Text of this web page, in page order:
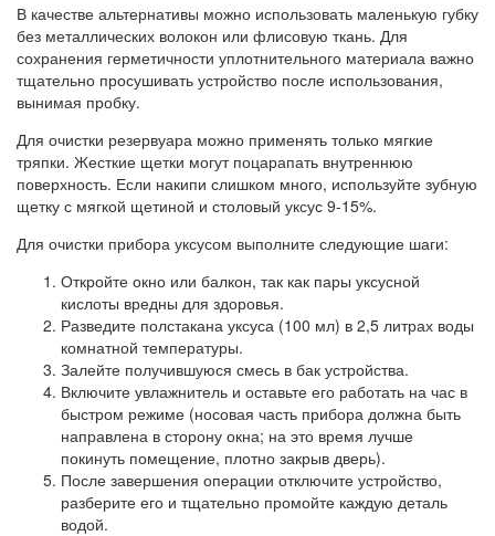
В качестве альтернативы можно использовать маленькую губку
без металлических волокон или флисовую ткань. Для
сохранения герметичности уплотнительного материала важно
тщательно просушивать устройство после использования,
вынимая пробку.
Для очистки резервуара можно применять только мягкие
тряпки. Жесткие щетки могут поцарапать внутреннюю
поверхность. Если накипи слишком много, используйте зубную
щетку с мягкой щетиной и столовый уксус 9-15%.
Для очистки прибора уксусом выполните следующие шаги:
Откройте окно или балкон, так как пары уксусной
кислоты вредны для здоровья.
Разведите полстакана уксуса (100 мл) в 2,5 литрах воды
комнатной температуры.
Залейте получившуюся смесь в бак устройства.
Включите увлажнитель и оставьте его работать на час в
быстром режиме (носовая часть прибора должна быть
направлена в сторону окна; на это время лучше
покинуть помещение, плотно закрыв дверь).
После завершения операции отключите устройство,
разберите его и тщательно промойте каждую деталь
водой.